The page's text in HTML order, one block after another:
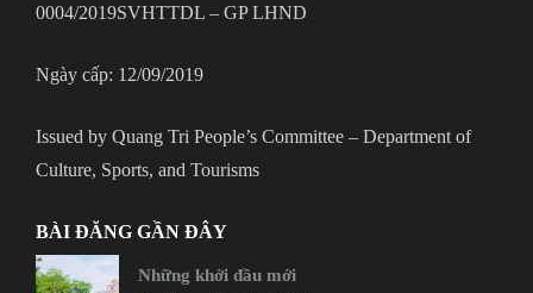
0004/2019SVHTTDL – GP LHND
Ngày cấp: 12/09/2019
Issued by Quang Tri People’s Committee – Department of
Culture, Sports, and Tourisms
BÀI ĐĂNG GẦN ĐÂY
Những khởi đầu mới